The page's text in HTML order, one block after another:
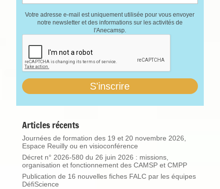
Votre adresse e-mail est uniquement utilisée pour vous envoyer
notre newsletter et des informations sur les activités de
l'Anecamsp.
Articles récents
Journées de formation des 19 et 20 novembre 2026,
Espace Reuilly ou en visioconférence
Décret n° 2026-580 du 26 juin 2026 : missions,
organisation et fonctionnement des CAMSP et CMPP
Publication de 16 nouvelles fiches FALC par les équipes
DéfiScience